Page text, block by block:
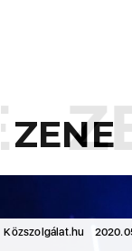
ZENE
Közszolgálat.hu